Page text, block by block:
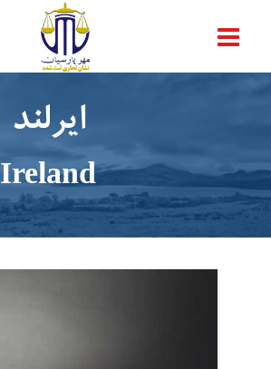
ایرلند
Ireland